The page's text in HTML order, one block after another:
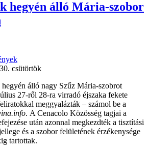
hegyén álló Mária-szobor
csütörtök
álló nagy Szűz Mária-szobrot
27-ről 28-ra virradó éjszaka fekete
meggyalázták – számol be a
. A Cenacolo Közösség tagjai a
után azonnal megkezdték a tisztítási
és a szobor felületének érzékenysége
tartottak.